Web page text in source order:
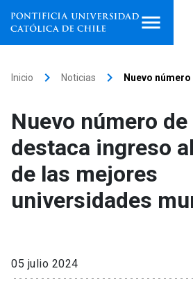
Facultades, escuelas e
institutos
Investigación
Inicio keyboard_arrow_right Noticias keyboard_arrow_right Nuevo
Nuevo número
destaca ingreso
de las mejores
universidades
05 julio 2024